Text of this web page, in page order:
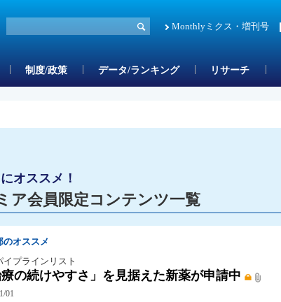
Monthlyミクス・増刊号
制度/政策 データ/ランキング リサーチ
オススメ！
ア会員限定コンテンツ一覧
のオススメ
イプラインリスト
療の続けやすさ」を見据えた新薬が申請中
01